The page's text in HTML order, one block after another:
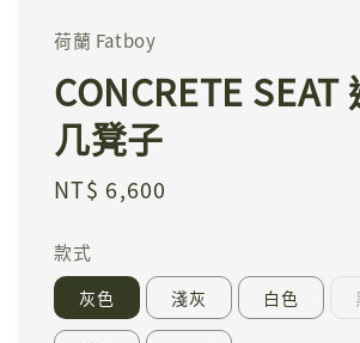
荷蘭 Fatboy
CONCRETE SEAT
几凳子
Regular
NT$ 6,600
款式
灰色 淺灰 白色